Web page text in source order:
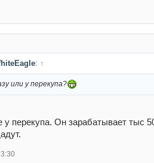
: ↑
или у перекупа?
перекупа. Он зарабатывает тыс